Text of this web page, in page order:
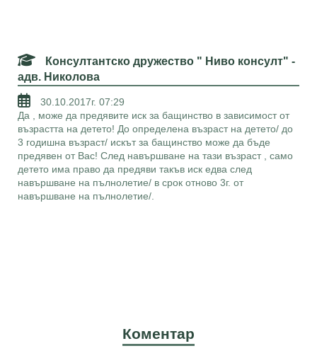
Консултантско дружество " Ниво консулт" -
адв. Николова
30.10.2017г. 07:29
Да , може да предявите иск за бащинство в зависимост от
възрастта на детето! До определена възраст на детето/ до
3 годишна възраст/ искът за бащинство може да бъде
предявен от Вас! След навършване на тази възраст , само
детето има право да предяви такъв иск едва след
навършване на пълнолетие/ в срок отново 3г. от
навършване на пълнолетие/.
Коментар